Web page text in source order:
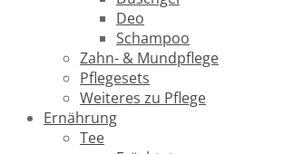
Deo
Schampoo
Zahn- & Mundpflege
Pflegesets
Weiteres zu Pflege
Ernährung
Tee